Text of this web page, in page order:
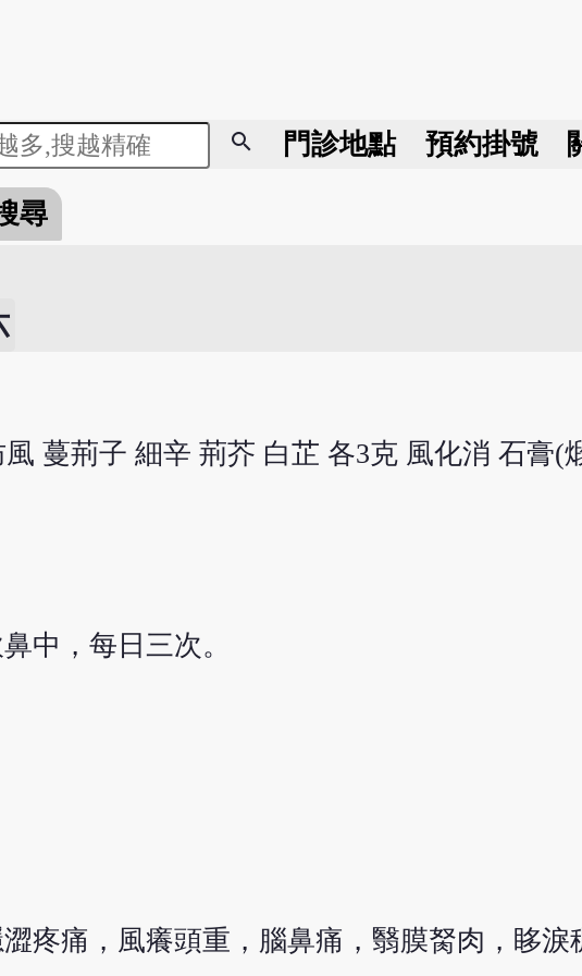
search 門診地點 預約掛號
尋
蔓荊子 細辛 荊芥 白芷 各3克 風化消 石膏(
中，每日三次。
疼痛，風癢頭重，腦鼻痛，翳膜胬肉，眵淚